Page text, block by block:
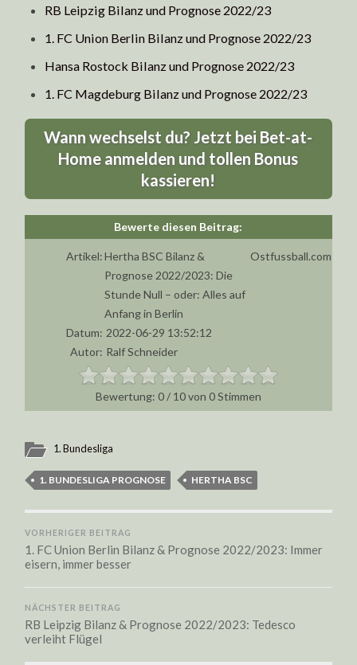
RB Leipzig Bilanz und Prognose 2022/23
1. FC Union Berlin Bilanz und Prognose 2022/23
Hansa Rostock Bilanz und Prognose 2022/23
1. FC Magdeburg Bilanz und Prognose 2022/23
Wann wechselst du? Jetzt bei Bet-at-
Home anmelden und tollen Bonus
kassieren!
Artikel:Hertha BSC Bilanz &
Prognose 2022/2023: Die
Stunde Null – oder: Alles auf
Anfang in Berlin
Ostfussball.com
Datum: 2022-06-29 13:52:12
Autor: Ralf Schneider
0/ 10von 0Stimmen
1. Bundesliga
1. BUNDESLIGA PROGNOSE HERTHA BSC
VORHERIGER BEITRAG
1. FC Union Berlin Bilanz & Prognose 2022/2023: Immer
eisern, immer besser
NÄCHSTER BEITRAG
RB Leipzig Bilanz & Prognose 2022/2023: Tedesco
verleiht Flügel